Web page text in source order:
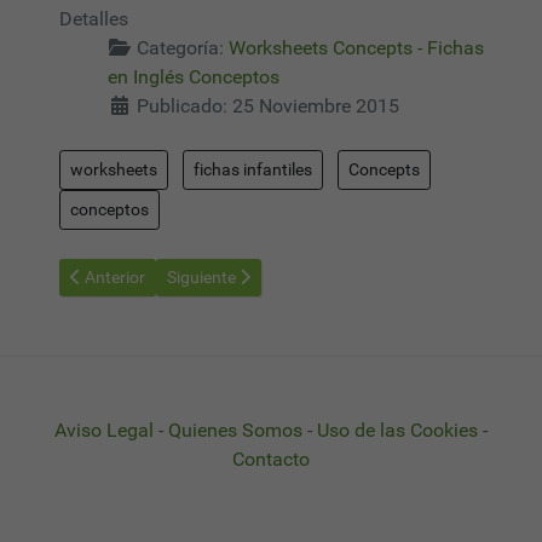
Detalles
Categoría: Worksheets Concepts - Fichas
en Inglés Conceptos
Publicado: 25 Noviembre 2015
worksheets fichas infantiles Concepts
conceptos
Artículo anterior: Worksheets Concept 03 - Fichas Conceptos
Anterior Artículo siguiente: Worksheets Concept 05 -
Siguiente
Aviso Legal - Quienes Somos - Uso de las Cookies -
Contacto